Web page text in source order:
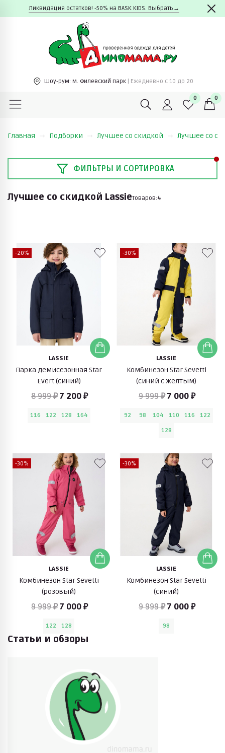
Ликвидация остатков! -50% на BASK KIDS. Выбрать→
Шоу-рум: м. Филевский парк | Ежедневно c 10 до 20
0 0
Главная Подборки Лучшее со скидкой Лучшее со
ФИЛЬТРЫ И СОРТИРОВКА
Лучшее со скидкой LassieТоваров:4
-20%
LASSIE
Парка демисезонная Star
Evert (синий)
8 999 ₽ 7 200 ₽
116 122 128 164
-30%
LASSIE
Комбинезон Star Sevetti
(синий с желтым)
9 999 ₽ 7 000 ₽
92 98 104 110 116
122
128
-30%
LASSIE
Комбинезон Star Sevetti
(розовый)
9 999 ₽ 7 000 ₽
122 128
-30%
LASSIE
Комбинезон Star Sevetti
(синий)
9 999 ₽ 7 000 ₽
98
Статьи и обзоры